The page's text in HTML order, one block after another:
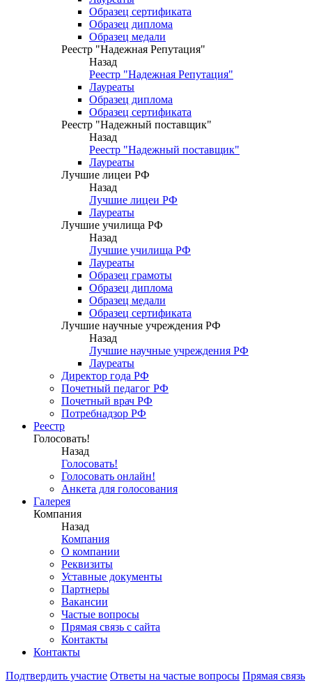
Образец сертификата
Образец диплома
Образец медали
Реестр "Надежная Репутация"
Назад
Реестр "Надежная Репутация"
Лауреаты
Образец диплома
Образец сертификата
Реестр "Надежный поставщик"
Назад
Реестр "Надежный поставщик"
Лауреаты
Лучшие лицеи РФ
Назад
Лучшие лицеи РФ
Лауреаты
Лучшие училища РФ
Назад
Лучшие училища РФ
Лауреаты
Образец грамоты
Образец диплома
Образец медали
Образец сертификата
Лучшие научные учреждения РФ
Назад
Лучшие научные учреждения РФ
Лауреаты
Директор года РФ
Почетный педагог РФ
Почетный врач РФ
Потребнадзор РФ
Реестр
Голосовать!
Назад
Голосовать!
Голосовать онлайн!
Анкета для голосования
Галерея
Компания
Назад
Компания
О компании
Реквизиты
Уставные документы
Партнеры
Вакансии
Частые вопросы
Прямая связь с сайта
Контакты
Контакты
Подтвердить участие Ответы на частые вопросы Прямая связь